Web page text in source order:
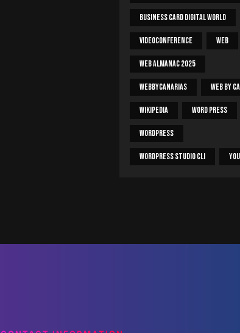
Business Card Digital World
Videoconference Web
Web Almanac 2025
Webbycanarias Web By
Wikipedia Word Press
WordPress
WordPress Studio CLI